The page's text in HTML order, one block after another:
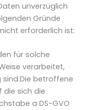
unverzüglich
Gründe
erforderlich ist:
für solche
verarbeitet,
betroffene
die sich die
a DS-GVO